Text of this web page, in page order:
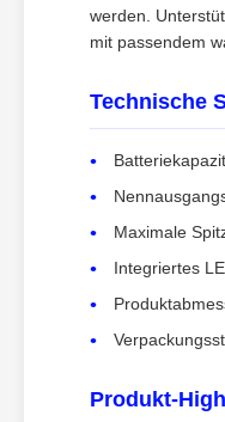
werden.
mit passendem
Technische
Maximale
Integriertes
Produkt-